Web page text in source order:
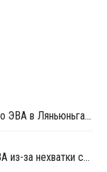
Jiangsu Sailboat возобновила производство ЭВА в Ляньюньгане
Jiangsu Sailboat закрыла производство ЭВА из-за нехватки сырья